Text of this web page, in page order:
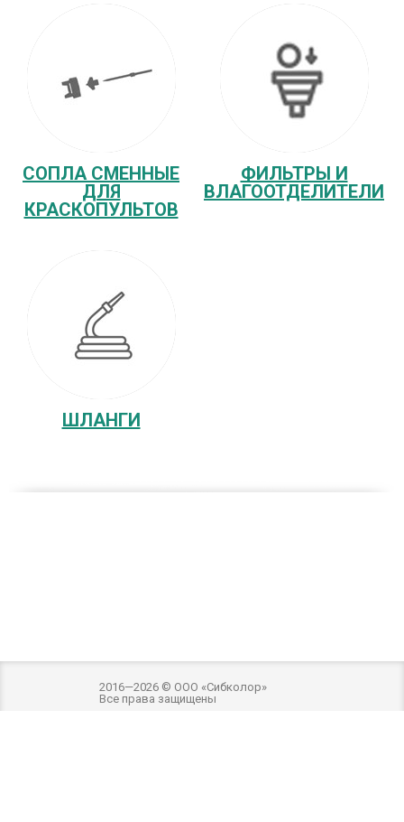
СОПЛА СМЕННЫЕ
ДЛЯ
КРАСКОПУЛЬТОВ
ФИЛЬТРЫ И
ВЛАГООТДЕЛИТЕЛИ
ШЛАНГИ
2016—2026 © ООО «Сибколор»
Все права защищены